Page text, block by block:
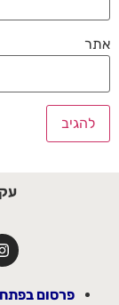
אתר
פרסום